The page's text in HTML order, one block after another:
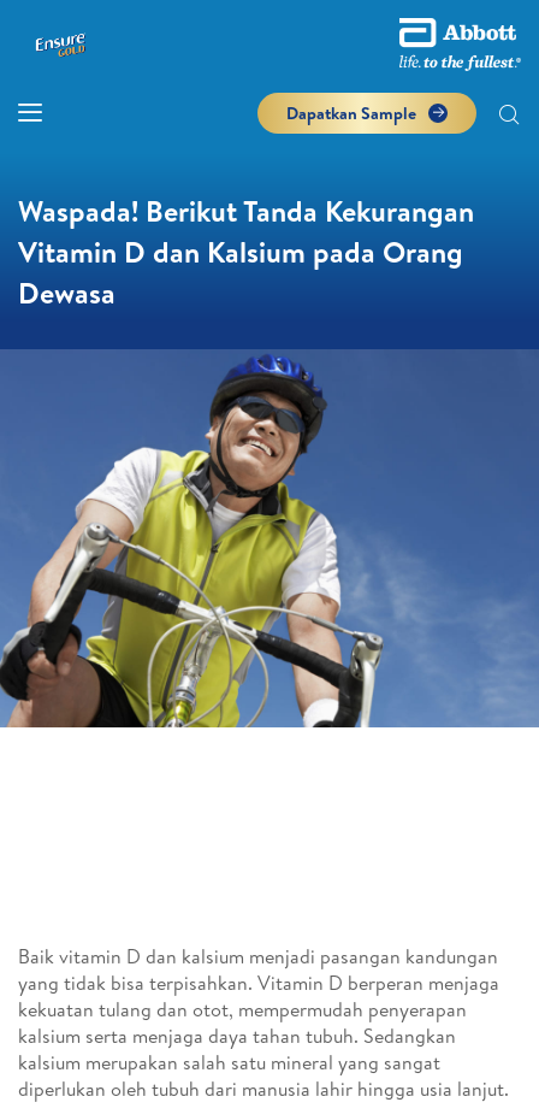
Dapatkan Sample
Waspada! Berikut Tanda Kekurangan
Vitamin D dan Kalsium pada Orang
Dewasa
Baik vitamin D dan kalsium menjadi pasangan kandungan
yang tidak bisa terpisahkan. Vitamin D berperan menjaga
kekuatan tulang dan otot, mempermudah penyerapan
kalsium serta menjaga daya tahan tubuh. Sedangkan
kalsium merupakan salah satu mineral yang sangat
diperlukan oleh tubuh dari manusia lahir hingga usia lanjut.